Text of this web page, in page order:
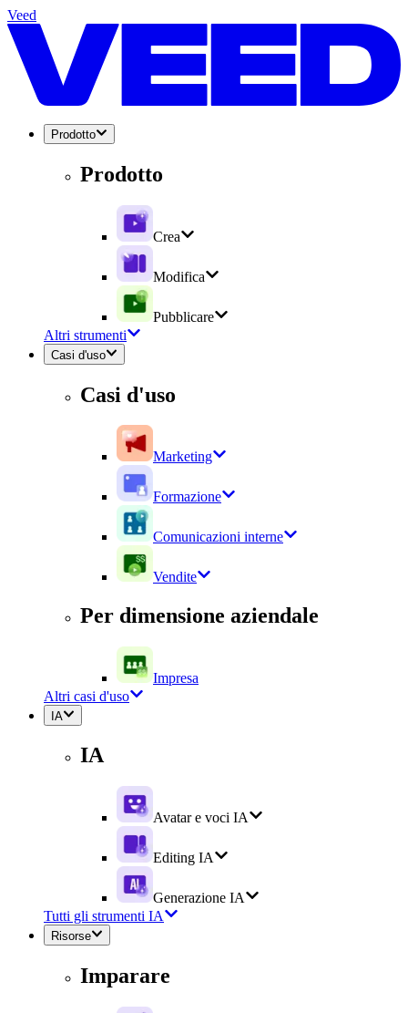
Veed
Prodotto
Prodotto
Crea
Modifica
Pubblicare
Altri strumenti
Casi d'uso
Casi d'uso
Marketing
Formazione
Comunicazioni interne
Vendite
Per dimensione aziendale
Impresa
Altri casi d'uso
IA
IA
Avatar e voci IA
Editing IA
Generazione IA
Tutti gli strumenti IA
Risorse
Imparare